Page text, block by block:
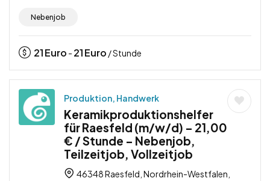
Nebenjob
21Euro - 21Euro / Stunde
Produktion, Handwerk
Keramikproduktionshelfer
für Raesfeld (m/w/d) – 21,00
€ / Stunde – Nebenjob,
Teilzeitjob, Vollzeitjob
46348 Raesfeld, Nordrhein-Westfalen,